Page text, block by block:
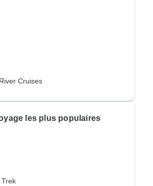
Cruises
les plus populaires